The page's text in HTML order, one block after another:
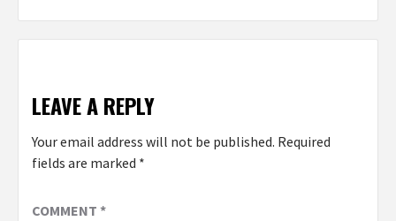
LEAVE A REPLY
Your email address will not be published. Required
fields are marked *
COMMENT *